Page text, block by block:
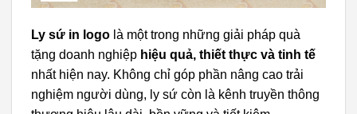
Ly sứ in logo là một trong những giải pháp quà
tặng doanh nghiệp hiệu quả, thiết thực và tinh tế
nhất hiện nay. Không chỉ góp phần nâng cao trải
nghiệm người dùng, ly sứ còn là kênh truyền thông